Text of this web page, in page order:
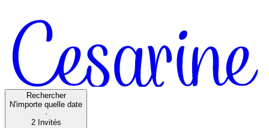
Rechercher
N'importe quelle date
·
2 Invités